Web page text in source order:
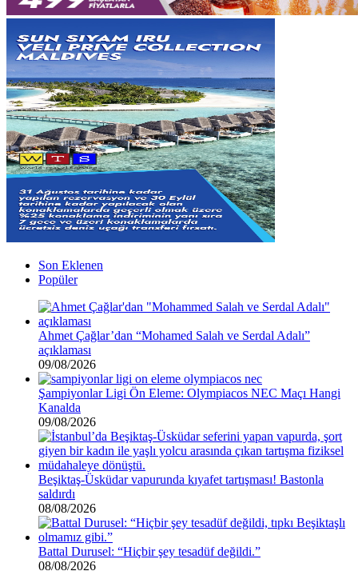
Son Eklenen
Popüler
Ahmet Çağlar’dan “Mohamed Salah ve Serdal Adalı”
açıklaması
09/08/2026
Şampiyonlar Ligi Ön Eleme: Olympiacos NEC Maçı Hangi
Kanalda
09/08/2026
Beşiktaş-Üsküdar vapurunda kıyafet tartışması! Bastonla
saldırdı
08/08/2026
Battal Durusel: “Hiçbir şey tesadüf değildi.”
08/08/2026